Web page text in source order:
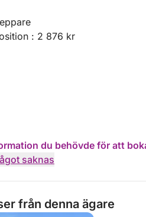
: 2 876 kr
du behövde för att
saknas
från denna ägare